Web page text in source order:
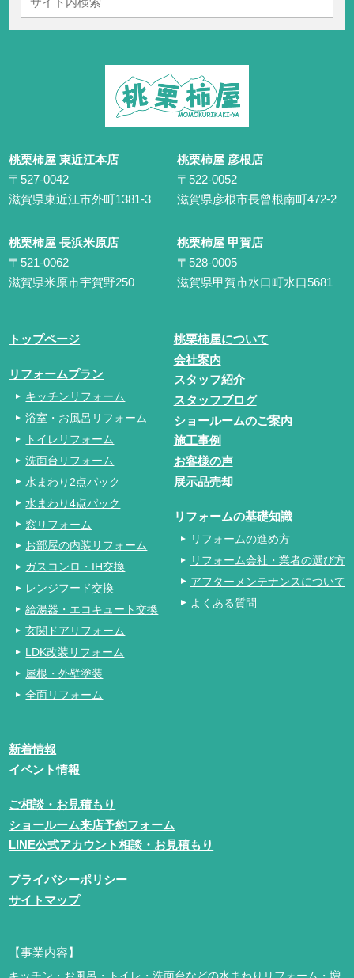
桃栗柿屋 東近江本店
〒527-0042
滋賀県東近江市外町1381-3
桃栗柿屋 彦根店
〒522-0052
滋賀県彦根市長曾根南町472-2
桃栗柿屋 長浜米原店
〒521-0062
滋賀県米原市宇賀野250
桃栗柿屋 甲賀店
〒528-0005
滋賀県甲賀市水口町水口5681
トップページ
リフォームプラン
キッチンリフォーム
浴室・お風呂リフォーム
トイレリフォーム
洗面台リフォーム
水まわり2点パック
水まわり4点パック
窓リフォーム
お部屋の内装リフォーム
ガスコンロ・IH交換
レンジフード交換
給湯器・エコキュート交換
玄関ドアリフォーム
LDK改装リフォーム
屋根・外壁塗装
全面リフォーム
桃栗柿屋について
会社案内
スタッフ紹介
スタッフブログ
ショールームのご案内
施工事例
お客様の声
展示品売却
リフォームの基礎知識
リフォームの進め方
リフォーム会社・業者の選び方
アフターメンテナンスについて
よくある質問
新着情報
イベント情報
ご相談・お見積もり
ショールーム来店予約フォーム
LINE公式アカウント相談・お見積もり
プライバシーポリシー
サイトマップ
【事業内容】
キッチン・お風呂・トイレ・洗面台などの水まわりリフォーム・増